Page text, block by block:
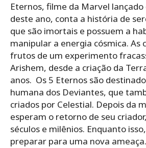
Eternos, filme da Marvel
deste ano, conta a história de
que são imortais e possuem a
manipular a energia cósmica. As
frutos de um experimento
Arishem, desde a criação da
anos. Os 5 Eternos são
humana dos Deviantes, que
criados por Celestial. Depois da
esperam o retorno de seu
séculos e milênios. Enquanto
preparar para uma nova ameaça.